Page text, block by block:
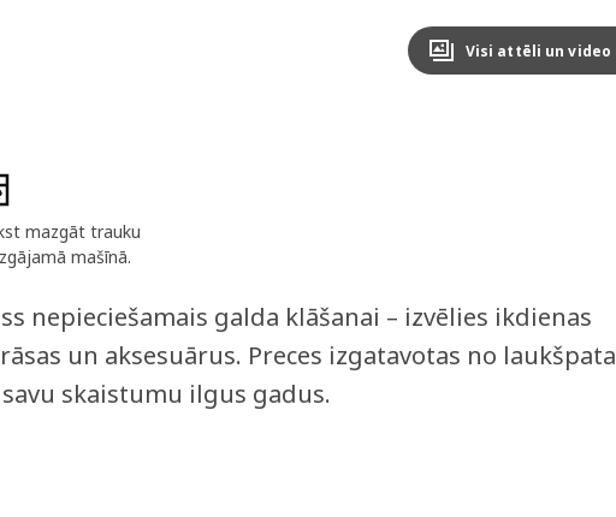
Visi attēli un video
mazgāt trauku
mašīnā.
nepieciešamais galda klāšanai – izvēlies ikdienas
un aksesuārus. Preces izgatavotas no laukšpata
skaistumu ilgus gadus.